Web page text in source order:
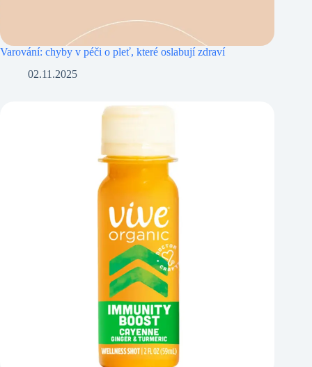
Varování: chyby v péči o pleť, které oslabují zdraví
02.11.2025